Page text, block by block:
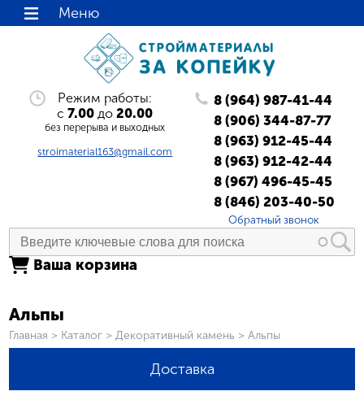
Режим работы:
с7.00 до20.00
без перерыва и выходных
stroimaterial163@gmail.com
8 (964) 987-41-44
8 (906) 344-87-77
8 (963) 912-45-44
8 (963) 912-42-44
8 (967) 496-45-45
8 (846) 203-40-50
Обратный звонок
Ваша корзина
Меню
Альпы
Вы здесь
Главная > Каталог > Декоративный камень > Альпы
Доставка